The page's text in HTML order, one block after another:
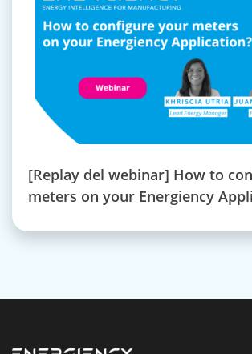
[Replay del webinar] How to
meters on your Energiency